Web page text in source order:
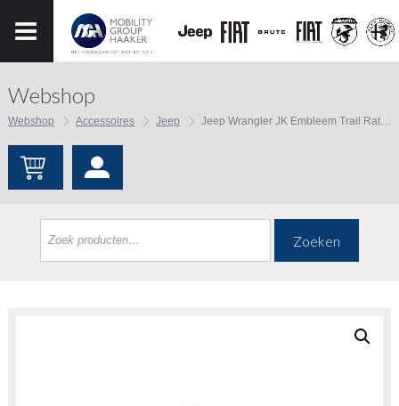
Webshop
Webshop Accessoires Jeep Jeep Wrangler JK Embleem Trail Rated Badge Bronze
Zoeken